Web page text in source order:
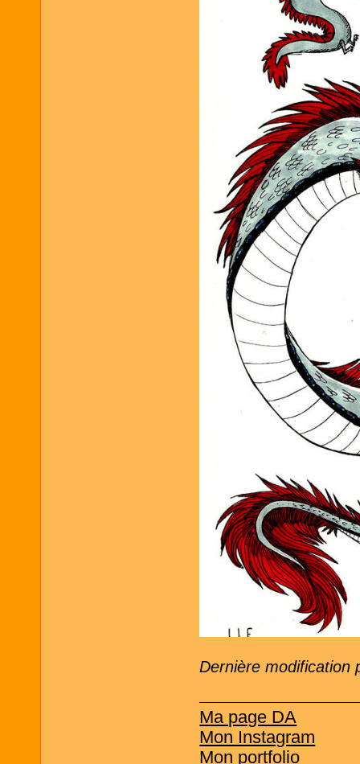
Dernière modification
Ma page DA
Mon Instagram
Mon portfolio